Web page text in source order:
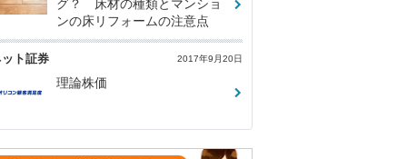
グ？ 床材の種類とマンショ
ンの床リフォームの注意点
ト証券 2017年9月20日
理論株価